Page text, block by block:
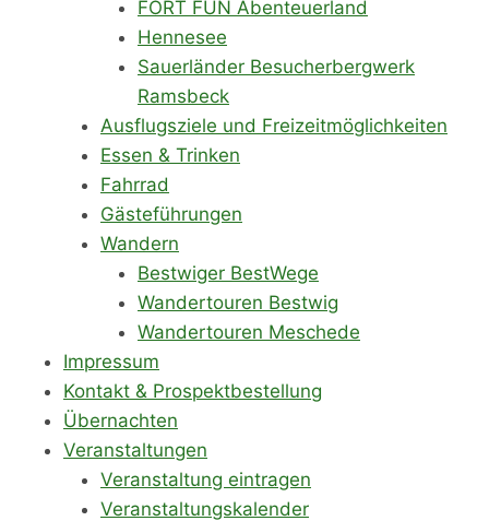
FORT FUN Abenteuerland
Hennesee
Sauerländer Besucherbergwerk
Ramsbeck
Ausflugsziele und Freizeitmöglichkeiten
Essen & Trinken
Fahrrad
Gästeführungen
Wandern
Bestwiger BestWege
Wandertouren Bestwig
Wandertouren Meschede
Impressum
Kontakt & Prospektbestellung
Übernachten
Veranstaltungen
Veranstaltung eintragen
Veranstaltungskalender